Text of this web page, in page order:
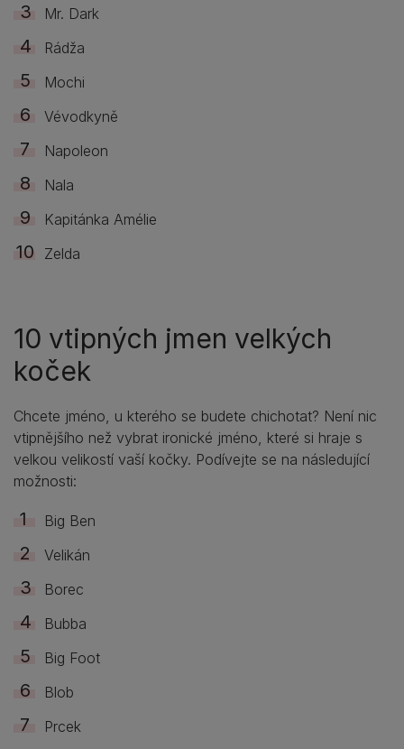
Mr. Dark
Rádža
Mochi
Vévodkyně
Napoleon
Nala
Kapitánka Amélie
Zelda
10 vtipných jmen velkých
koček
Chcete jméno, u kterého se budete chichotat? Není nic
vtipnějšího než vybrat ironické jméno, které si hraje s
velkou velikostí vaší kočky. Podívejte se na následující
možnosti:
Big Ben
Velikán
Borec
Bubba
Big Foot
Blob
Prcek